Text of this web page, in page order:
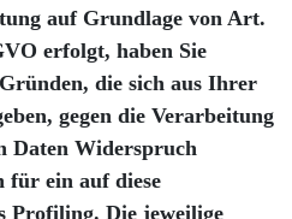
auf Grundlage von Art.
erfolgt, haben Sie
die sich aus Ihrer
gegen die Verarbeitung
Daten Widerspruch
für ein auf diese
Profiling. Die jeweilige